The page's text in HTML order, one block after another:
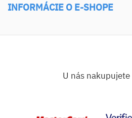
INFORMÁCIE O E-SHOPE
U nás nakupujete